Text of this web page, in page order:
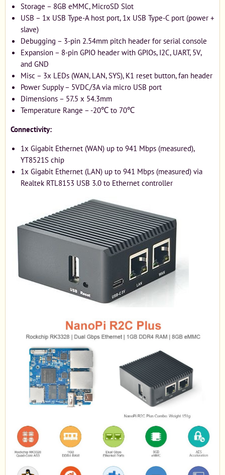
Storage – 8GB eMMC, MicroSD Slot
USB – 1x USB Type-A host port, 1x USB Type-C port (power +
slave)
Debugging – 3-pin 2.54mm pitch header for serial console
Expansion – 8-pin GPIO header with GPIOs, I2C, UART, 5V,
and GND
Misc – 3x LEDs (WAN, LAN, SYS), K1 reset button, fan header
Power Supply – 5VDC/3A via micro USB port
Dimensions – 57.5 x 54.3mm
Temperature Range – -20℃ to 70℃
Connectivity:
1x Gigabit Ethernet (WAN) up to 941 Mbps (measured),
YT8521S chip
1x Gigabit Ethernet (LAN) up to 941 Mbps (measured) via
Realtek RTL8153 USB 3.0 to Ethernet controller